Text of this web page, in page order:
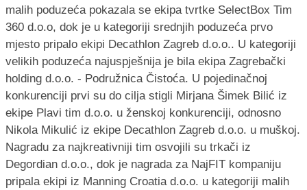
malih poduzeća pokazala se ekipa tvrtke SelectBox Tim
360 d.o.o, dok je u kategoriji srednjih poduzeća prvo
mjesto pripalo ekipi Decathlon Zagreb d.o.o.. U kategoriji
velikih poduzeća najuspješnija je bila ekipa Zagrebački
holding d.o.o. - Podružnica Čistoća. U pojedinačnoj
konkurenciji prvi su do cilja stigli Mirjana Šimek Bilić iz
ekipe Plavi tim d.o.o. u ženskoj konkurenciji, odnosno
Nikola Mikulić iz ekipe Decathlon Zagreb d.o.o. u muškoj.
Nagradu za najkreativniji tim osvojili su trkači iz
Degordian d.o.o., dok je nagrada za NajFIT kompaniju
pripala ekipi iz Manning Croatia d.o.o. u kategoriji malih